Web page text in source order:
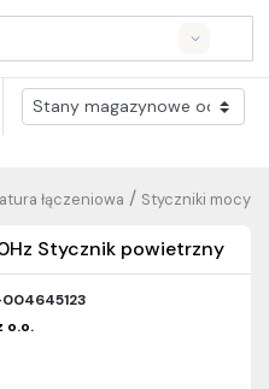
Search
Styczniki mocy
/
łączeniowa
Stycznik powietrzny
o.o.